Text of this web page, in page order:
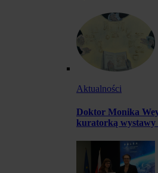
Aktualności
Doktor Monika
kuratorką wystawy